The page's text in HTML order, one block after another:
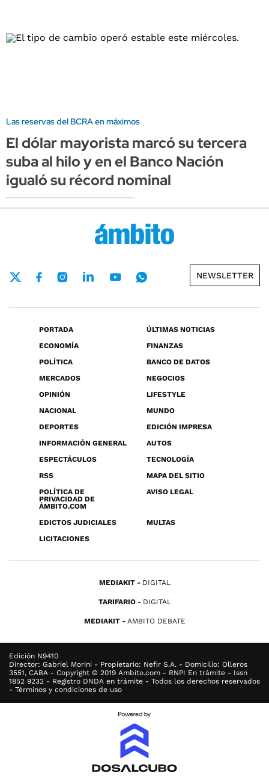
Las reservas del BCRA en máximos
El dólar mayorista marcó su tercera
suba al hilo y en el Banco Nación
igualó su récord nominal
NEWSLETTER
PORTADA
ÚLTIMAS NOTICIAS
ECONOMÍA
FINANZAS
POLÍTICA
BANCO DE DATOS
MERCADOS
NEGOCIOS
OPINIÓN
LIFESTYLE
NACIONAL
MUNDO
DEPORTES
EDICIÓN IMPRESA
INFORMACIÓN GENERAL
AUTOS
ESPECTÁCULOS
TECNOLOGÍA
RSS
MAPA DEL SITIO
POLÍTICA DE
PRIVACIDAD DE
ÁMBITO.COM
AVISO LEGAL
EDICTOS JUDICIALES
MULTAS
LICITACIONES
MEDIAKIT DIGITAL
TARIFARIO DIGITAL
MEDIAKIT AMBITO DEBATE
Edición N9410
Director: Gabriel Morini - Propietario: Nefir S.A. - Domicilio: Olleros
3551, CABA - Copyright © 2019 Ambito.com - RNPI En trámite - Issn
1852 9232 - Registro DNDA en trámite - Todos los derechos reservados
- Términos y condiciones de uso